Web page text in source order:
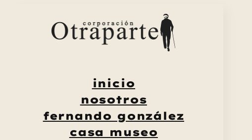
inicio
nosotros
fernando gonzález
casa museo